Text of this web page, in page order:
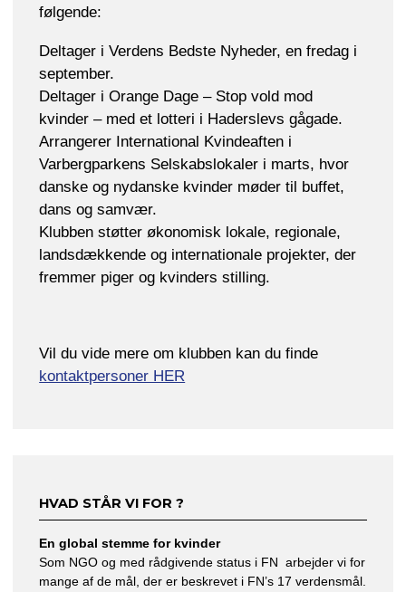
følgende:
Deltager i Verdens Bedste Nyheder, en fredag i
september.
Deltager i Orange Dage – Stop vold mod
kvinder – med et lotteri i Haderslevs gågade.
Arrangerer International Kvindeaften i
Varbergparkens Selskabslokaler i marts, hvor
danske og nydanske kvinder møder til buffet,
dans og samvær.
Klubben støtter økonomisk lokale, regionale,
landsdækkende og internationale projekter, der
fremmer piger og kvinders stilling.
Vil du vide mere om klubben kan du finde
kontaktpersoner HER
HVAD STÅR VI FOR ?
En global stemme for kvinder
Som NGO og med rådgivende status i FN arbejder vi for
mange af de mål, der er beskrevet i FN’s 17 verdensmål.